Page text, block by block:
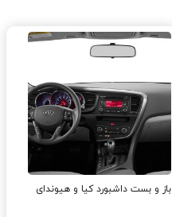
باز و بست داشبورد کیا و هیوندای